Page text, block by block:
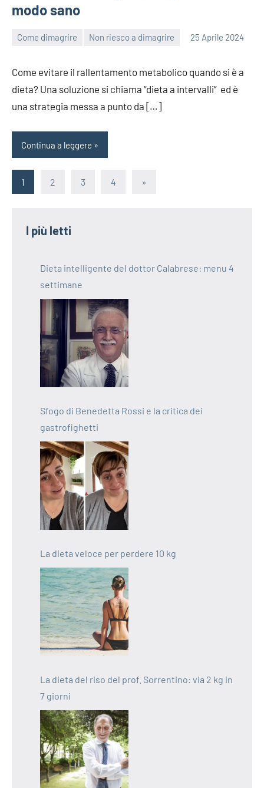
modo sano
Come dimagrire Non riesco a dimagrire 25 Aprile 2024
Come evitare il rallentamento metabolico quando si è a
dieta? Una soluzione si chiama “dieta a intervalli” ed è
una strategia messa a punto da […]
Continua a leggere
Paginazione
articoli
1 2 3 4
Articolo
»
I più letti
Dieta intelligente del dottor Calabrese: menu 4
settimane
Sfogo di Benedetta Rossi e la critica dei
gastrofighetti
La dieta veloce per perdere 10 kg
La dieta del riso del prof. Sorrentino: via 2 kg in
7 giorni